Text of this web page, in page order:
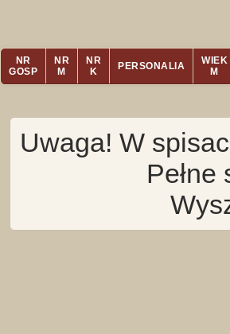
NR
GOSP
NR
M
NR
K
PERSONALIA
WIEK
M
Uwaga! W